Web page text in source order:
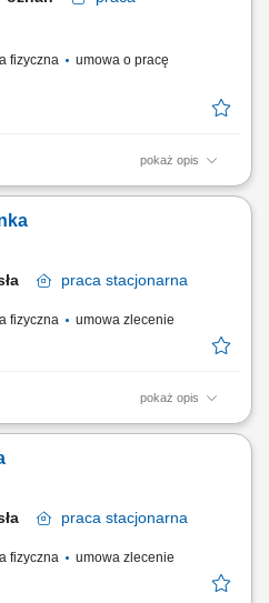
fizyczna
umowa o pracę
pokaż opis
gości podczas konferencji,
dotyczącymi danego
zgodnie z obowiązującymi
praca stacjonarna
fizyczna umowa zlecenie
pokaż opis
doradztwo w wyborze
o porządek, czystość oraz
pracy; Współpraca z zespołem
praca stacjonarna
fizyczna umowa zlecenie